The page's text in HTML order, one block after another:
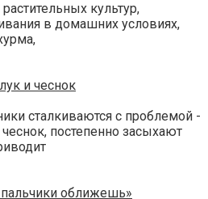
культур,
в домашних условиях,
и чеснок
сталкиваются с проблемой -
постепенно засыхают
оближешь»